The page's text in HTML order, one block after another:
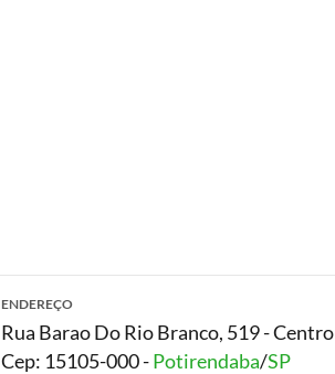
ENDEREÇO
Rua Barao Do Rio Branco, 519 - Centro
Cep: 15105-000-Potirendaba/SP